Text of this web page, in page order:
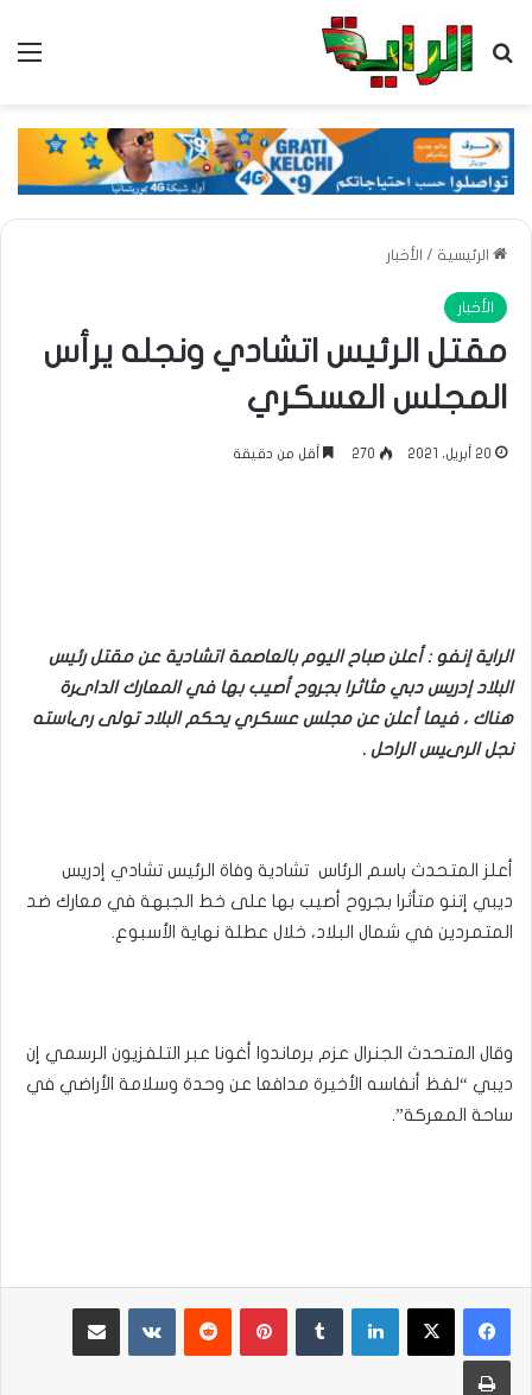
بحث عن
الرئيسية / الأخبار
الأخبار
مقتل الرئيس اتشادي ونجله يرأس
المجلس العسكري
20 أبريل، 2021 270 أقل من دقيقة
الراية إنفو : أعلن صباح اليوم بالعاصمة اتشادية عن مقتل رئيس
البلاد إدريس دبي مثاثرا بجروح أصيب بها في المعارك الداىرة
هناك ، فيما أعلن عن مجلس عسكري يحكم البلاد تولى رىاسته
نجل الرىيس الراحل .
أعلز المتحدث باسم الرئاس تشادية وفاة الرئيس تشادي إدريس
ديبي إتنو متأثرا بجروح أصيب بها على خط الجبهة في معارك ضد
المتمردين في شمال البلاد، خلال عطلة نهاية الأسبوع.
وقال المتحدث الجنرال عزم برماندوا أغونا عبر التلفزيون الرسمي إن
ديبي “لفظ أنفاسه الأخيرة مدافعا عن وحدة وسلامة الأراضي في
ساحة المعركة”.
لينكدإن بينتيريست مشاركة عبر البريد
طباعة